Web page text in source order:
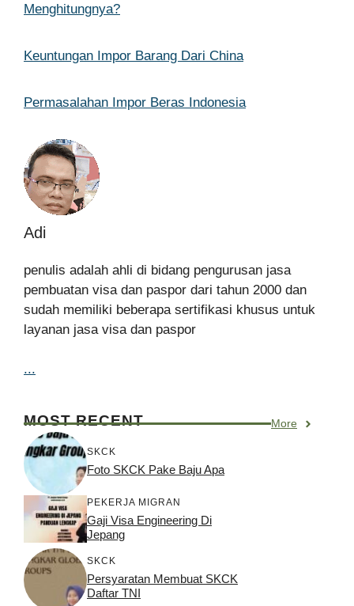
Menghitungnya?
Keuntungan Impor Barang Dari China
Permasalahan Impor Beras Indonesia
Adi
penulis adalah ahli di bidang pengurusan jasa
pembuatan visa dan paspor dari tahun 2000 dan
sudah memiliki beberapa sertifikasi khusus untuk
layanan jasa visa dan paspor
...
MOST RECENT More
SKCK
Foto SKCK Pake Baju Apa
PEKERJA MIGRAN
Gaji Visa Engineering Di
Jepang
SKCK
Persyaratan Membuat SKCK
Daftar TNI